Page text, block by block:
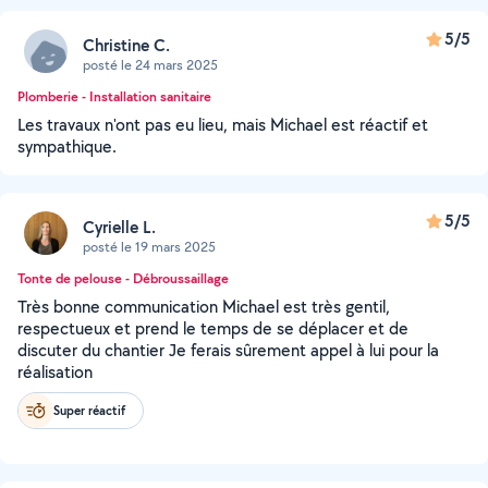
Christine C.
posté le 24 mars 2025
5/5
Plomberie - Installation sanitaire
Les travaux n'ont pas eu lieu, mais Michael est réactif et
sympathique.
Cyrielle L.
posté le 19 mars 2025
5/5
Tonte de pelouse - Débroussaillage
Très bonne communication Michael est très gentil,
respectueux et prend le temps de se déplacer et de
discuter du chantier Je ferais sûrement appel à lui pour la
réalisation
Super réactif